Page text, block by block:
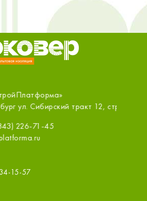
ул. Сибирский тракт 12, стр.3,
226-71-45
15-57